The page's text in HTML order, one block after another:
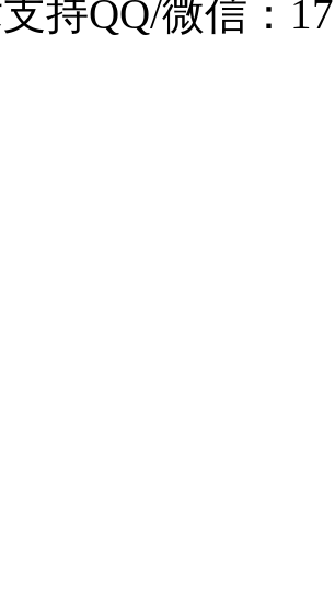
持QQ/微信：